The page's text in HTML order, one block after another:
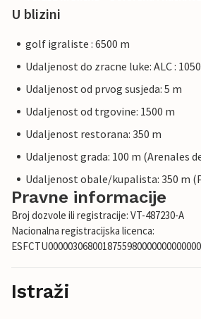
U blizini
golf igraliste : 6500 m
Udaljenost do zracne luke: ALC :
Udaljenost od prvog susjeda: 5 m
Udaljenost od trgovine: 1500 m
Udaljenost restorana: 350 m
Udaljenost grada: 100 m (Arenales
Udaljenost obale/kupalista: 350 m
Pravne informacije
Broj dozvole ili registracije: VT-487230-A
Nacionalna registracijska licenca:
Istraži